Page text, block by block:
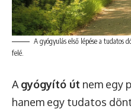
A gyógyulás első lépése a tudatos
felé.
A gyógyító út nem egy
hanem egy tudatos